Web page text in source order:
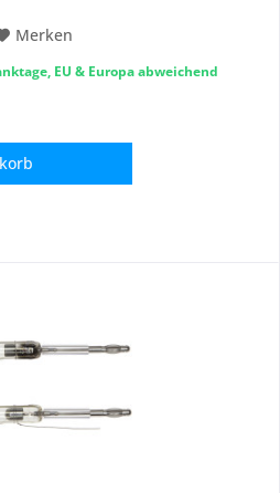
Merken
EU & Europa abweichend